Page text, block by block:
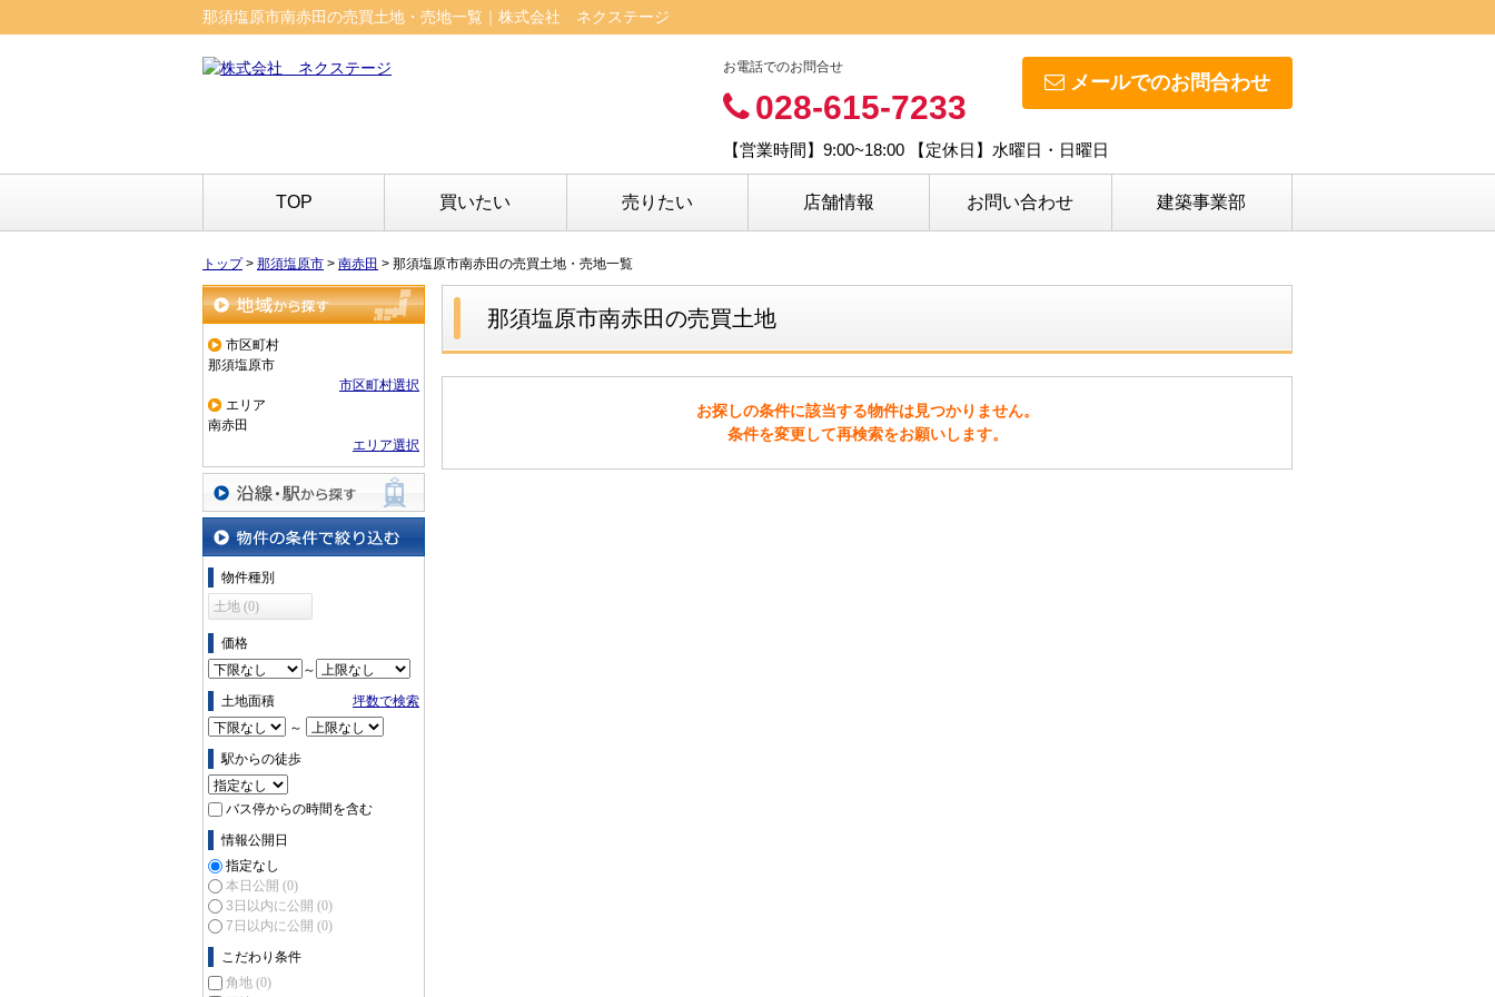
那須塩原市南赤田の売買土地・売地一覧｜株式会社 ネクステージ
メールでのお問合わせ
お電話でのお問合せ
028-615-7233
【営業時間】9:00~18:00 【定休日】水曜日・日曜日
TOP 買いたい 売りたい 店舗情報 お問い合わせ 建築事業部
トップ> 那須塩原市 > 南赤田 > 那須塩原市南赤田の売買土地・売地一覧
地域から探す
市区町村
那須塩原市
市区町村選択
エリア
南赤田
エリア選択
沿線・駅から探す
物件の条件で絞り込む
物件種別
土地 (0)
価格
～
土地面積
坪数で検索
～
駅からの徒歩
バス停からの時間を含む
情報公開日
指定なし
本日公開 (0)
3日以内に公開 (0)
7日以内に公開 (0)
こだわり条件
角地 (0)
那須塩原市南赤田の売買土地
お探しの条件に該当する物件は見つかりません。
条件を変更して再検索をお願いします。